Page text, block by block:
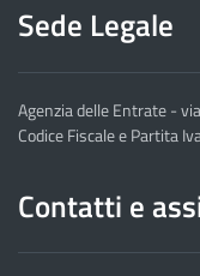
Sede Legale
Agenzia delle Entrate -
Codice Fiscale e Partita
Contatti e